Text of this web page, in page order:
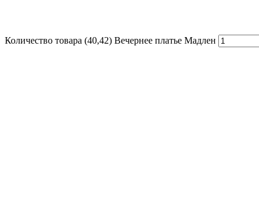
Количество товара (40,42) Вечернее платье Мадлен